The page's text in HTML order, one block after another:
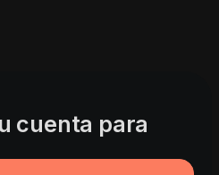
cuenta para